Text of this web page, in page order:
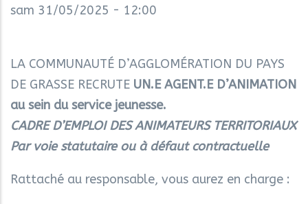
sam 31/05/2025 - 12:00
LA COMMUNAUTÉ D’AGGLOMÉRATION DU PAYS
DE GRASSE RECRUTE UN.E AGENT.E D’ANIMATION
au sein du service jeunesse.
CADRE D’EMPLOI DES ANIMATEURS TERRITORIAUX
Par voie statutaire ou à défaut contractuelle
Rattaché au responsable, vous aurez en charge :